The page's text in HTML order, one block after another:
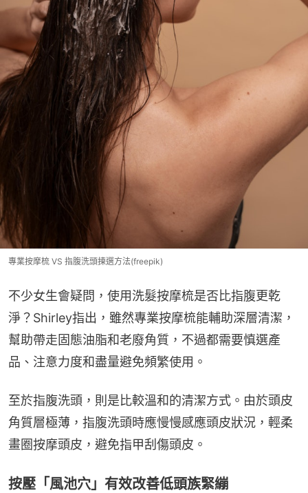
專業按摩梳 VS 指腹洗頭揀選方法(freepik)
不少女生會疑問，使用洗髮按摩梳是否比指腹更乾
淨？Shirley指出，雖然專業按摩梳能輔助深層清潔，
幫助帶走固態油脂和老廢角質，不過都需要慎選產
品、注意力度和盡量避免頻繁使用。
至於指腹洗頭，則是比較溫和的清潔方式。由於頭皮
角質層極薄，指腹洗頭時應慢慢感應頭皮狀況，輕柔
畫圈按摩頭皮，避免指甲刮傷頭皮。
按壓「風池穴」有效改善低頭族緊繃